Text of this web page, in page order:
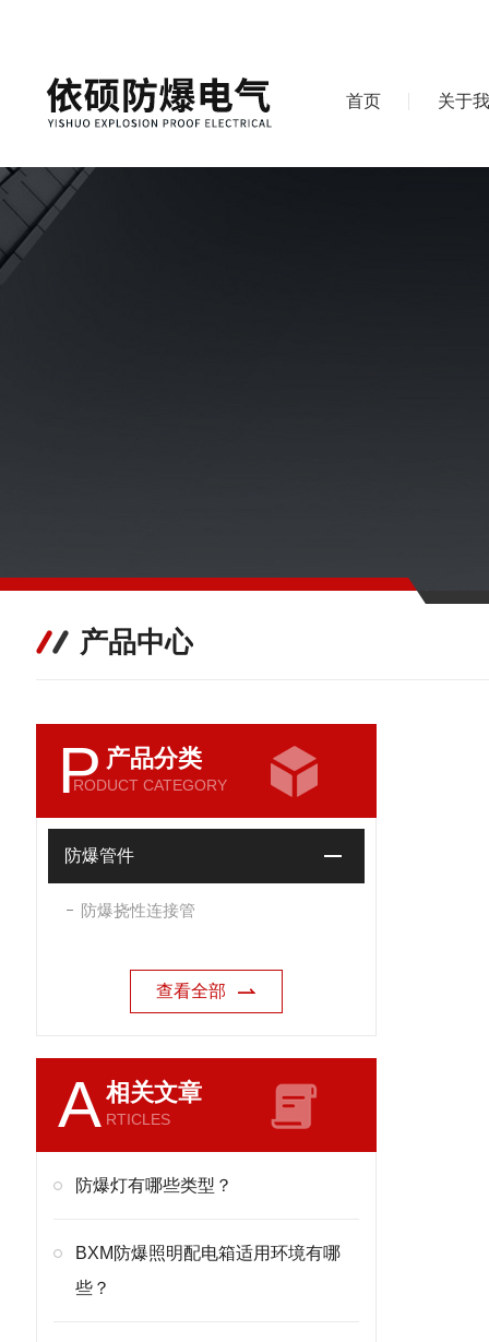
首页 关于
产品中心
P 产品分类
RODUCT CATEGORY
防爆管件
防爆挠性连接管
查看全部
A相关文章
RTICLES
防爆灯有哪些类型？
BXM防爆照明配电箱适用环境有哪
些？